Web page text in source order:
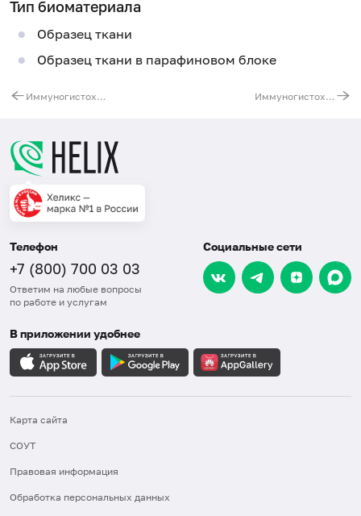
Тип биоматериала
Образец ткани
Образец ткани в парафиновом блоке
Иммуногистохимическое исследование клинического материала (с использованием 5 антител) Иммуногистохимическое исследование клинического материала (с использованием 7 антител)
Телефон
+7 (800) 700 03 03
Ответим на любые вопросы
по работе и услугам
Социальные сети
В приложении удобнее
Карта сайта
СОУТ
Правовая информация
Обработка персональных данных